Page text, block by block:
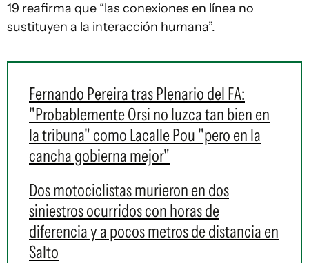
19 reafirma que “las conexiones en línea no
sustituyen a la interacción humana”.
Fernando Pereira tras Plenario del FA:
"Probablemente Orsi no luzca tan bien en
la tribuna" como Lacalle Pou "pero en la
cancha gobierna mejor"
Dos motociclistas murieron en dos
siniestros ocurridos con horas de
diferencia y a pocos metros de distancia en
Salto